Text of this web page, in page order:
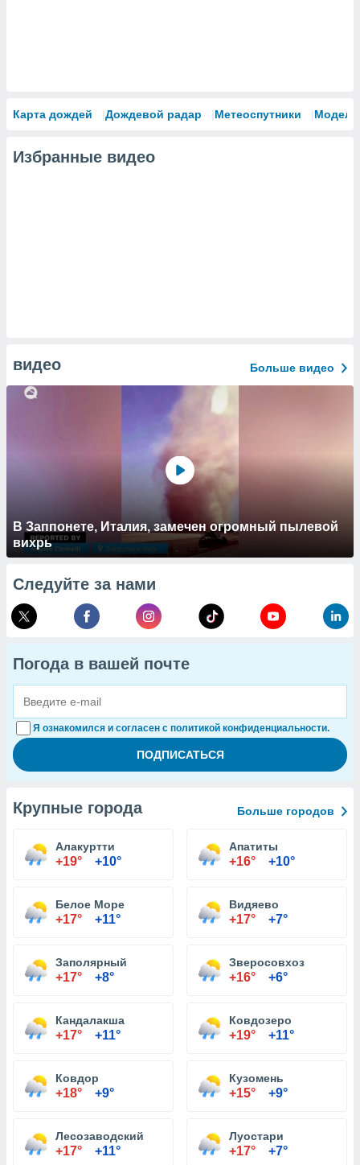
Карта дождей Дождевой радар Метеоспутники Модели
Избранные видео
видео Больше видео
В Заппонете, Италия, замечен огромный пылевой
вихрь
Следуйте за нами
Погода в вашей почте
Я ознакомился и согласен с политикой конфиденциальности.
Крупные города Больше городов
Алакуртти
+19° +10°
Апатиты
+16° +10°
Белое Море
+17° +11°
Видяево
+17° +7°
Заполярный
+17° +8°
Зверосовхоз
+16° +6°
Кандалакша
+17° +11°
Ковдозеро
+19° +11°
Ковдор
+18° +9°
Кузомень
+15° +9°
Лесозаводский
+17° +11°
Луостари
+17° +7°